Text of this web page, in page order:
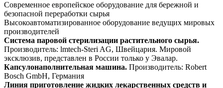
Современное европейское оборудование для бережной и
безопасной переработки сырья
Высокоавтоматизированное оборудование ведущих мировых
производителей
Система паровой стерилизации растительного сырья.
Производитель: lmtech-Steri AG, Швейцария. Мировой
эксклюзив, представлен в России только у Эвалар.
Капсулонаполнительная машина. Производитель: Robert
Bosch GmbH, Германия
Линия приготовление жидких лекарственных средств и